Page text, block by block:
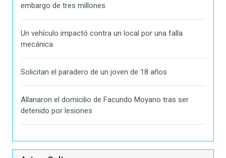
embargo de tres millones
Un vehículo impactó contra un local por una falla
mecánica
Solicitan el paradero de un joven de 18 años
Allanaron el domicilio de Facundo Moyano tras ser
detenido por lesiones